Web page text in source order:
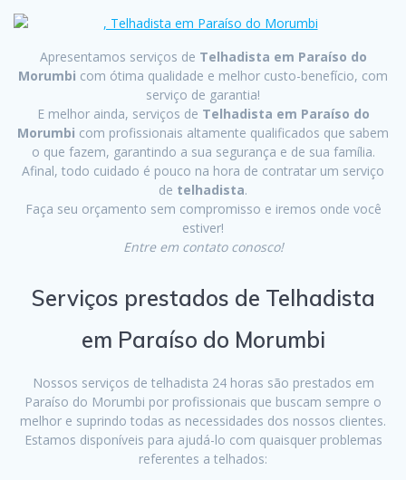
Apresentamos serviços de Telhadista em Paraíso do
Morumbi com ótima qualidade e melhor custo-benefício, com
serviço de garantia!
E melhor ainda, serviços de Telhadista em Paraíso do
Morumbi com profissionais altamente qualificados que sabem
o que fazem, garantindo a sua segurança e de sua família.
Afinal, todo cuidado é pouco na hora de contratar um serviço
de telhadista.
Faça seu orçamento sem compromisso e iremos onde você
estiver!
Entre em contato conosco!
Serviços prestados de Telhadista
em Paraíso do Morumbi
Nossos serviços de telhadista 24 horas são prestados em
Paraíso do Morumbi por profissionais que buscam sempre o
melhor e suprindo todas as necessidades dos nossos clientes.
Estamos disponíveis para ajudá-lo com quaisquer problemas
referentes a telhados: